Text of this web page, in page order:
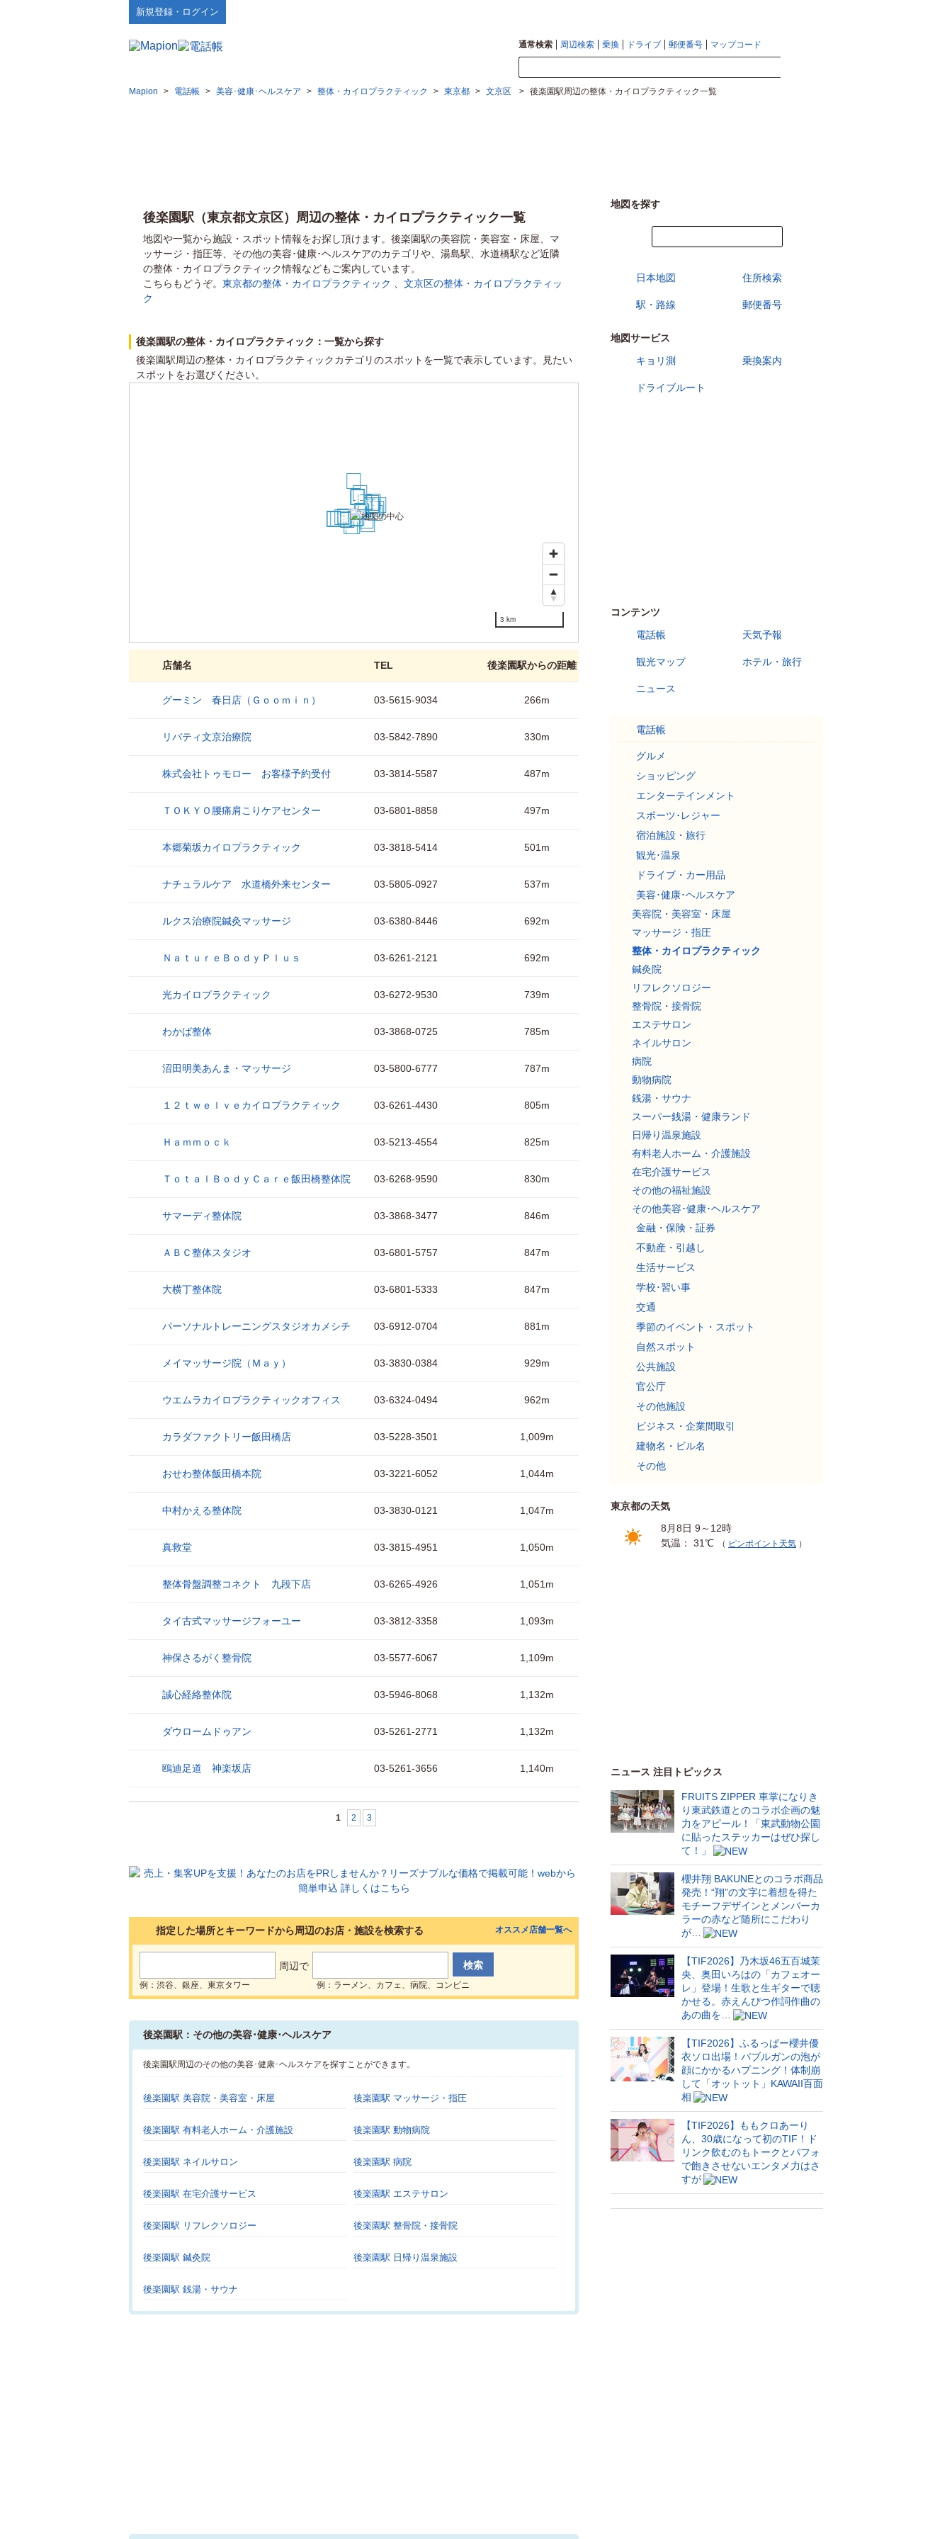
新規登録・ログイン
通常検索 周辺検索 乗換 ドライブ 郵便番号 マップコード
Mapion > 電話帳 > 美容･健康･ヘルスケア > 整体・カイロプラクティック > 東京都 > 文京区 > 後楽園駅周辺の整体・カイロプラクティック一覧
後楽園駅（東京都文京区）周辺の整体・カイロプラクティック一覧
地図や一覧から施設・スポット情報をお探し頂けます。後楽園駅の美容院・美容室・床屋、マ
ッサージ・指圧等、その他の美容･健康･ヘルスケアのカテゴリや、湯島駅、水道橋駅など近隣
の整体・カイロプラクティック情報などもご案内しています。
こちらもどうぞ。 東京都の整体・カイロプラクティック
文京区の整体・カイロプラクティッ
ク
後楽園駅の整体・カイロプラクティック：一覧から探す
後楽園駅周辺の整体・カイロプラクティックカテゴリのスポットを一覧で表示しています。見たい
スポットをお選びください。
1
23
4
5
6
7
8
9
10
11
12
13
14
15
16
17
18
20
21 22
23
24
25
26
27
28
29
30
3 km
店舗名 TEL 後楽園駅からの距離
グーミン 春日店（Ｇｏｏｍｉｎ） 03-5615-9034 266m
リバティ文京治療院 03-5842-7890 330m
株式会社トゥモロー お客様予約受付 03-3814-5587 487m
ＴＯＫＹＯ腰痛肩こりケアセンター 03-6801-8858 497m
本郷菊坂カイロプラクティック 03-3818-5414 501m
ナチュラルケア 水道橋外来センター 03-5805-0927 537m
ルクス治療院鍼灸マッサージ 03-6380-8446 692m
ＮａｔｕｒｅＢｏｄｙＰｌｕｓ 03-6261-2121 692m
光カイロプラクティック 03-6272-9530 739m
わかば整体 03-3868-0725 785m
沼田明美あんま・マッサージ 03-5800-6777 787m
１２ｔｗｅｌｖｅカイロプラクティック 03-6261-4430 805m
Ｈａｍｍｏｃｋ 03-5213-4554 825m
ＴｏｔａｌＢｏｄｙＣａｒｅ飯田橋整体院 03-6268-9590 830m
サマーディ整体院 03-3868-3477 846m
ＡＢＣ整体スタジオ 03-6801-5757 847m
大横丁整体院 03-6801-5333 847m
パーソナルトレーニングスタジオカメシチ 03-6912-0704 881m
メイマッサージ院（Ｍａｙ） 03-3830-0384 929m
ウエムラカイロプラクティックオフィス 03-6324-0494 962m
カラダファクトリー飯田橋店 03-5228-3501 1,009m
おせわ整体飯田橋本院 03-3221-6052 1,044m
中村かえる整体院 03-3830-0121 1,047m
真救堂 03-3815-4951 1,050m
整体骨盤調整コネクト 九段下店 03-6265-4926 1,051m
タイ古式マッサージフォーユー 03-3812-3358 1,093m
神保さるがく整骨院 03-5577-6067 1,109m
誠心経絡整体院 03-5946-8068 1,132m
ダウロームドゥアン 03-5261-2771 1,132m
鴎迪足道 神楽坂店 03-5261-3656 1,140m
1 2 3
指定した場所とキーワードから周辺のお店・施設を検索する
周辺で
例：渋谷、銀座、東京タワー 例：ラーメン、カフェ、病院、コンビニ
オススメ店舗一覧へ
後楽園駅：その他の美容･健康･ヘルスケア
後楽園駅周辺のその他の美容･健康･ヘルスケアを探すことができます。
後楽園駅 美容院・美容室・床屋 後楽園駅 マッサージ・指圧
後楽園駅 有料老人ホーム・介護施設 後楽園駅 動物病院
後楽園駅 ネイルサロン 後楽園駅 病院
後楽園駅 在宅介護サービス 後楽園駅 エステサロン
後楽園駅 リフレクソロジー 後楽園駅 整骨院・接骨院
後楽園駅 鍼灸院 後楽園駅 日帰り温泉施設
後楽園駅 銭湯・サウナ
地図を探す
日本地図 住所検索
駅・路線 郵便番号
地図サービス
キョリ測
乗換案内
ドライブルート
コンテンツ
電話帳
天気予報
観光マップ ホテル・旅行
ニュース
電話帳
グルメ
ショッピング
エンターテインメント
スポーツ･レジャー
宿泊施設・旅行
観光･温泉
ドライブ・カー用品
美容･健康･ヘルスケア
美容院・美容室・床屋
マッサージ・指圧
整体・カイロプラクティック
鍼灸院
リフレクソロジー
整骨院・接骨院
エステサロン
ネイルサロン
病院
動物病院
銭湯・サウナ
スーパー銭湯・健康ランド
日帰り温泉施設
有料老人ホーム・介護施設
在宅介護サービス
その他の福祉施設
その他美容･健康･ヘルスケア
金融・保険・証券
不動産・引越し
生活サービス
学校･習い事
交通
季節のイベント・スポット
自然スポット
公共施設
官公庁
その他施設
ビジネス・企業間取引
建物名・ビル名
その他
東京都の天気
8月8日 9～12時
気温： 31℃
（ ピンポイント天気 ）
ニュース 注目トピックス
FRUITS ZIPPER 車掌になりき
り東武鉄道とのコラボ企画の魅
力をアピール！「東武動物公園
に貼ったステッカーはぜひ探し
て！」
櫻井翔 BAKUNEとのコラボ商品
発売！“翔”の文字に着想を得た
モチーフデザインとメンバーカ
ラーの赤など随所にこだわり
が…
【TIF2026】乃木坂46五百城茉
央、奥田いろはの「カフェオー
レ」登場！生歌と生ギターで聴
かせる。赤えんぴつ作詞作曲の
あの曲を…
【TIF2026】ふるっぱー櫻井優
衣ソロ出場！バブルガンの泡が
顔にかかるハプニング！体制崩
して「オットット」KAWAII百面
相
【TIF2026】ももクロあーり
ん、30歳になって初のTIF！ド
リンク飲むのもトークとパフォ
で飽きさせないエンタメ力はさ
すが